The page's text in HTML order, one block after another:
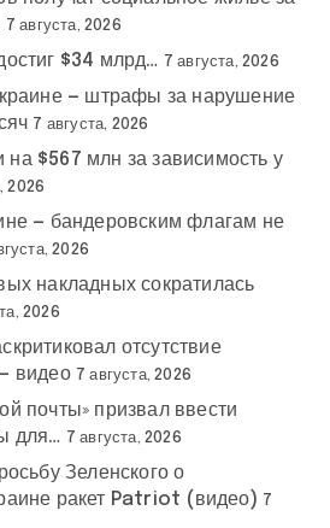
7 августа, 2026
$34 млрд… 7 августа, 2026
— штрафы за нарушение
7 августа, 2026
$567 млн за зависимость у
2026
— бандеровским флагам не
2026
накладных сократилась
2026
отсутствие
видео 7 августа, 2026
почты» призвал ввести
для… 7 августа, 2026
Зеленского о
ракет Patriot (видео) 7